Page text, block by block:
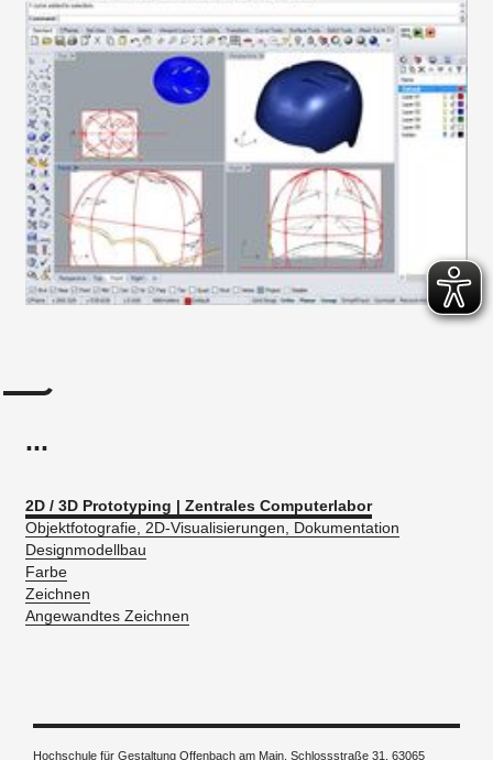
...
2D / 3D Prototyping | Zentrales Computerlabor
Objektfotografie, 2D-Visualisierungen, Dokumentation
Designmodellbau
Farbe
Zeichnen
Angewandtes Zeichnen
Hochschule für Gestaltung Offenbach am Main, Schlossstraße 31, 63065